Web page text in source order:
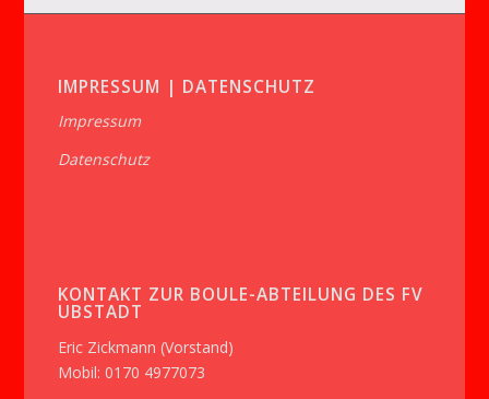
IMPRESSUM | DATENSCHUTZ
Impressum
Datenschutz
KONTAKT ZUR BOULE-ABTEILUNG DES FV
UBSTADT
Eric Zickmann (Vorstand)
Mobil: 0170 4977073